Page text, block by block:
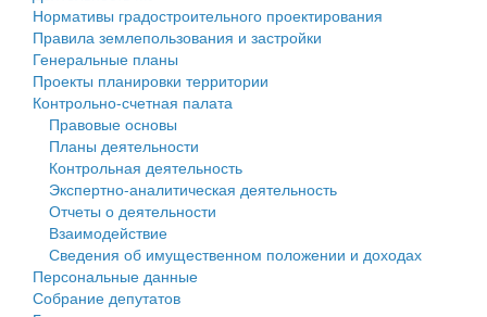
Генеральные планы
Проекты планировки территории
Собрание депутатов
Городское поселение
Сельские поселения
Нормативы градостроительного проектирования
Правила землепользования и застройки
Генеральные планы
Проекты планировки территории
Контрольно-счетная палата
Правовые основы
Планы деятельности
Контрольная деятельность
Экспертно-аналитическая деятельность
Отчеты о деятельности
Взаимодействие
Сведения об имущественном положении и доходах
Персональные данные
Собрание депутатов